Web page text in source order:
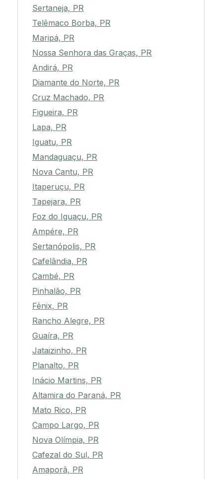
Sertaneja, PR
Telêmaco Borba, PR
Maripá, PR
Nossa Senhora das Graças, PR
Andirá, PR
Diamante do Norte, PR
Cruz Machado, PR
Figueira, PR
Lapa, PR
Iguatu, PR
Mandaguaçu, PR
Nova Cantu, PR
Itaperuçu, PR
Tapejara, PR
Foz do Iguaçu, PR
Ampére, PR
Sertanópolis, PR
Cafelândia, PR
Cambé, PR
Pinhalão, PR
Fênix, PR
Rancho Alegre, PR
Guaíra, PR
Jataizinho, PR
Planalto, PR
Inácio Martins, PR
Altamira do Paraná, PR
Mato Rico, PR
Campo Largo, PR
Nova Olímpia, PR
Cafezal do Sul, PR
Amaporã, PR